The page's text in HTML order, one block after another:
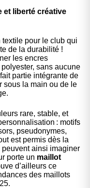
et liberté créative
textile pour le club qui
de la durabilité !
les encres
sans aucune
fait partie intégrante de
sous la main ou de le
rare, stable, et
: motifs
pseudonymes,
est permis dès la
ainsi imaginer
porte un maillot
d’ailleurs ce
des maillots